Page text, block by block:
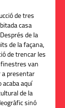
de tres
casa
de la
de la façana,
de trencar les
finestres van
a presentar
aquí
de la
sinó